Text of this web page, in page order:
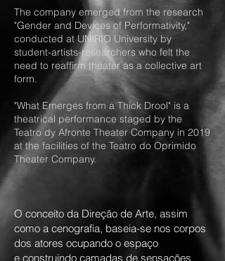
O conceito da Direção de Arte, assim
como a cenografia, baseia-se nos corpos
dos atores ocupando o espaço
e construindo camadas de sensações
The company emerged from the research
"Gender and Devices of Performativity,"
conducted at UNIRIO University by
student-artists-researchers who felt the
need to reaffirm theater as a collective art
form.
"What Emerges from a Thick Drool" is a
theatrical performance staged by the
Teatro dy Afronte Theater Company in 2019
at the facilities of the Teatro do Oprimido
Theater Company.